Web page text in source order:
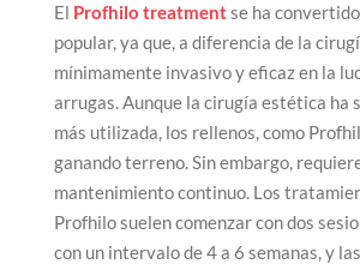
El Profhilo treatmentse ha
popular, ya que, a diferencia de la
mínimamente invasivo y eficaz en la
arrugas. Aunque la cirugía estética ha
más utilizada, los rellenos, como
ganando terreno. Sin embargo,
mantenimiento continuo. Los
Profhilo suelen comenzar con dos
con un intervalo de 4 a 6 semanas, y